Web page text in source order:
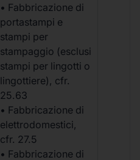
• Fabbricazione di
portastampi e
stampi per
stampaggio (esclusi
stampi per lingotti o
lingottiere), cfr.
25.63
• Fabbricazione di
elettrodomestici,
cfr. 27.5
• Fabbricazione di